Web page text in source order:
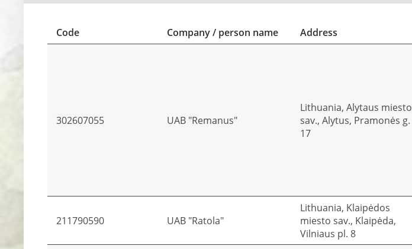
Code Company / person name Address
302607055 UAB "Remanus"
Lithuania, Alytaus miesto
sav., Alytus, Pramonės g.
17
211790590 UAB "Ratola"
Lithuania, Klaipėdos
miesto sav., Klaipėda,
Vilniaus pl. 8